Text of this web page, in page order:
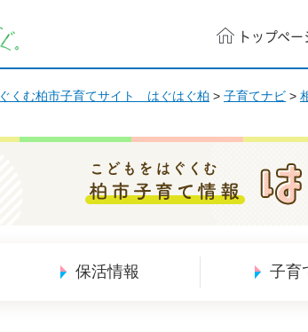
トップペー
くむ柏市子育てサイト はぐはぐ柏 > 子育てナビ >
こどもをはぐくむ 柏市子育て
保活情報 子育